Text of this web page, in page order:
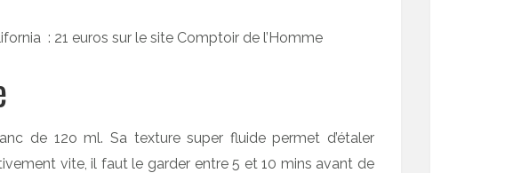
: 21 euros sur le site Comptoir de l’Homme
de 12o ml. Sa texture super fluide permet d’étaler
vite, il faut le garder entre 5 et 10 mins avant de